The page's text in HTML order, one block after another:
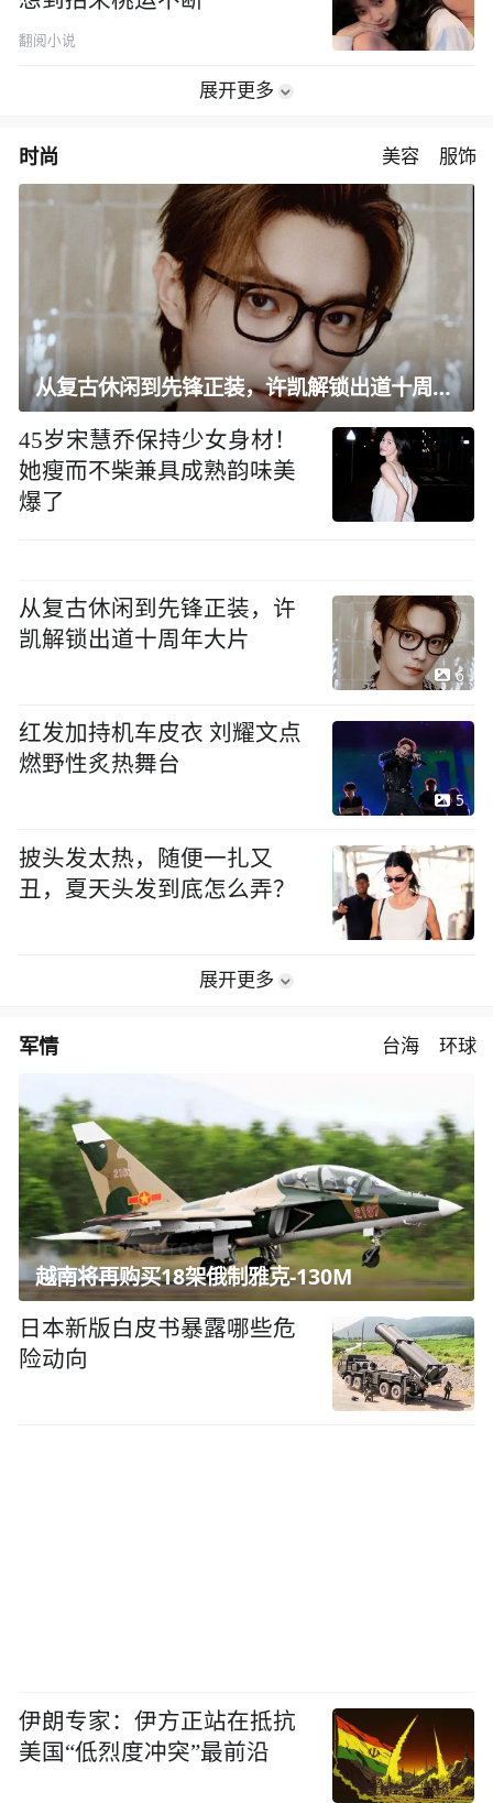
翻阅小说
展开更多
时尚 美容 服饰
从复古休闲到先锋正装，许凯解锁出道十周年大片
45岁宋慧乔保持少女身材！
她瘦而不柴兼具成熟韵味美
爆了
从复古休闲到先锋正装，许
凯解锁出道十周年大片
6
红发加持机车皮衣 刘耀文点
燃野性炙热舞台
5
披头发太热，随便一扎又
丑，夏天头发到底怎么弄？
展开更多
军情 台海 环球
越南将再购买18架俄制雅克-130M
日本新版白皮书暴露哪些危
险动向
伊朗专家：伊方正站在抵抗
美国“低烈度冲突”最前沿